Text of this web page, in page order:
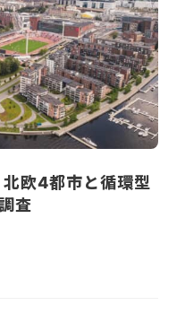
欧4都市と循環型
査